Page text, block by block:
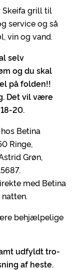
Skeifa grill til
service og så
vin og vand.
selv
og du skal
på folden!!
Det vil være
20.
Betina
Ringe,
Grøn,
med Betina
behjælpelige
udfyldt tro-
af heste.